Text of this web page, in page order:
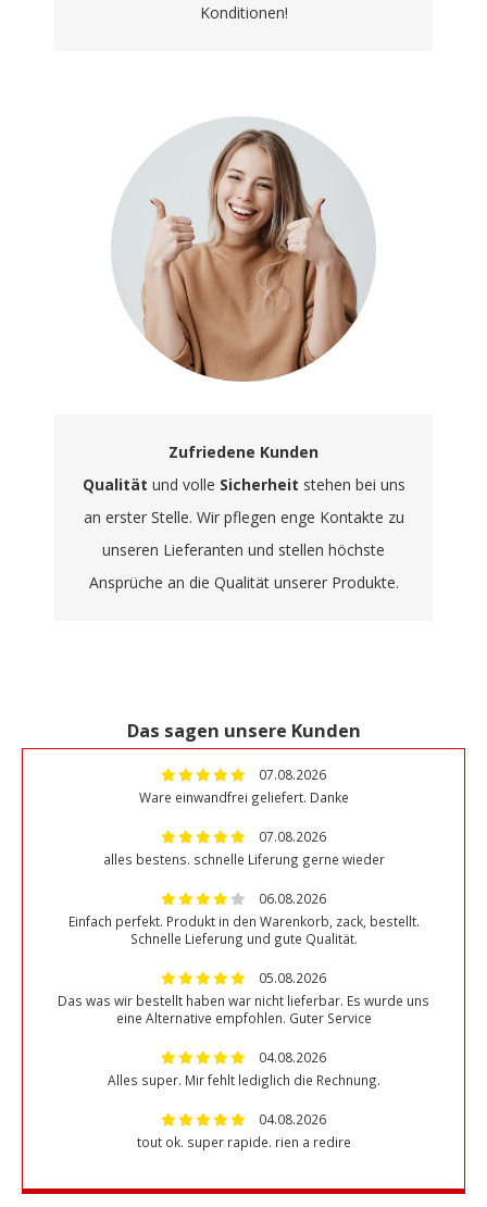
Konditionen!
Zufriedene Kunden
Qualität und volle Sicherheit stehen bei uns
an erster Stelle. Wir pflegen enge Kontakte zu
unseren Lieferanten und stellen höchste
Ansprüche an die Qualität unserer Produkte.
Das sagen unsere Kunden
07.08.2026
Ware einwandfrei geliefert. Danke
07.08.2026
alles bestens. schnelle Liferung gerne wieder
06.08.2026
Einfach perfekt. Produkt in den Warenkorb, zack, bestellt.
Schnelle Lieferung und gute Qualität.
05.08.2026
Das was wir bestellt haben war nicht lieferbar. Es wurde uns
eine Alternative empfohlen. Guter Service
04.08.2026
Alles super. Mir fehlt lediglich die Rechnung.
04.08.2026
tout ok. super rapide. rien a redire